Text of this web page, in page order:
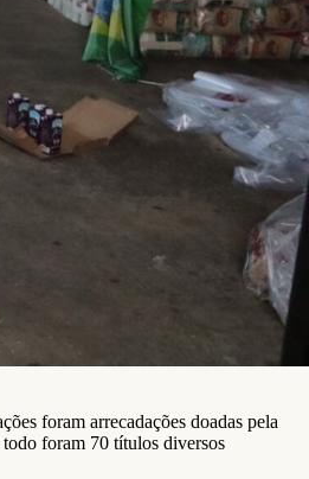
foram arrecadações doadas pela
foram 70 títulos diversos